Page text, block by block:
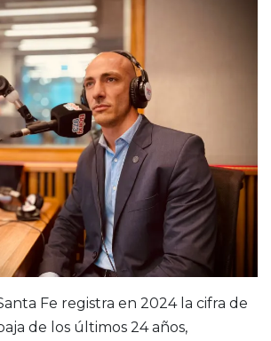
Fe registra en 2024 la cifra de
de los últimos 24 años,